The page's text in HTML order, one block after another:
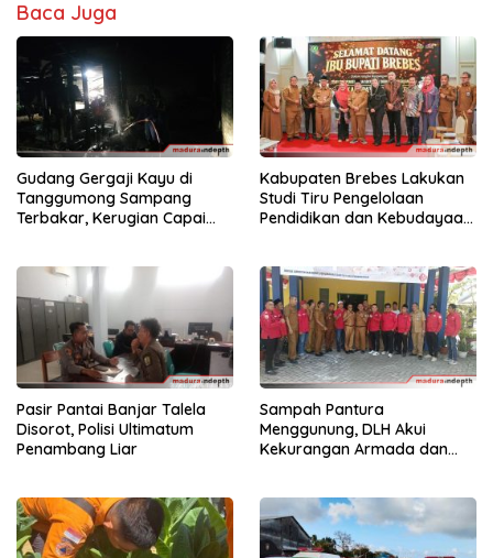
Baca Juga
Gudang Gergaji Kayu di
Tanggumong Sampang
Terbakar, Kerugian Capai
Kabupaten Brebes Lakukan
Studi Tiru Pengelolaan
Pendidikan dan Kebudayaan
Pasir Pantai Banjar Talela
Disorot, Polisi Ultimatum
Penambang Liar
Sampah Pantura
Menggunung, DLH Akui
Kekurangan Armada dan